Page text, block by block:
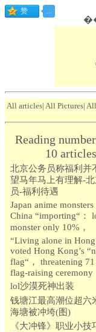
All articles| All Pictures|
Reading
10 articles
北京公务员称福利并
望马年马上有理解-
员-福利待遇
Japan anime
China “importing“：
monster only 10%，
“Living alone in
voted Hong Kong’s
flag“， threatening
flag-raising ceremony
lol沙漠死神出装
钱塘江最高潮位超六
海塘被冲垮(图)
《大冲锋》职业小技